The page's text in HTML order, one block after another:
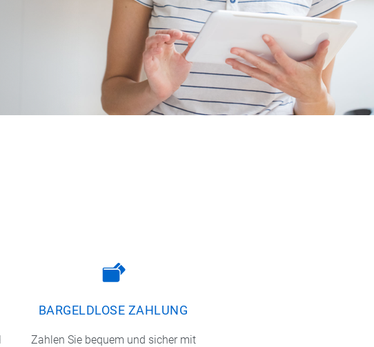
BARGELDLOSE ZAHLUNG
Zahlen Sie bequem und sicher mit